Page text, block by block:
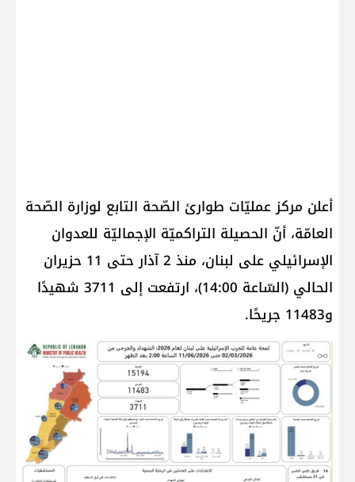
أعلن مركز عمليّات طوارئ الصّحة التابع لوزارة الصّحة
العامّة، أنّ الحصيلة التراكميّة الإجماليّة للعدوان
الإسرائيلي على ​لبنان​، منذ 2 آذار حتى 11 حزيران
الحالي (السّاعة 14:00)، ارتفعت إلى 3711 شهيدًا
و11483 جريحًا.